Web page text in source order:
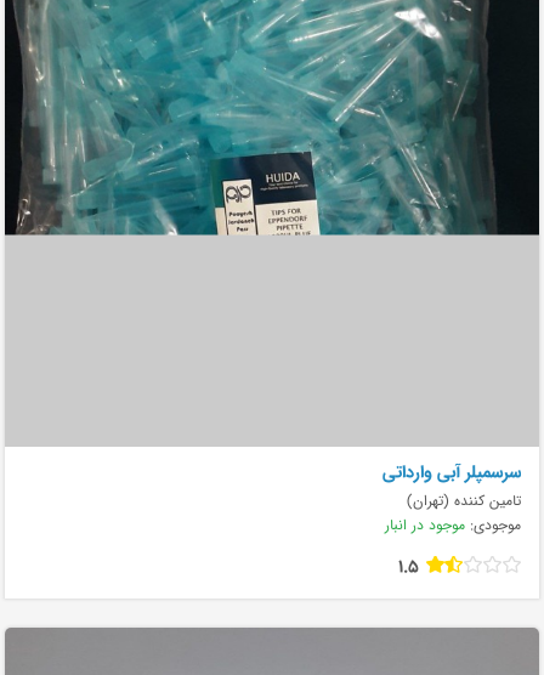
سرسمپلر آبی وارداتی
تامین کننده (تهران)
موجودی: موجود در انبار
1.5